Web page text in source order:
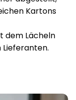
Kartons
dem Lächeln